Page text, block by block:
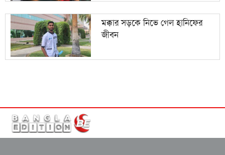
মক্কার সড়কে নিভে গেল হানিফের
জীবন